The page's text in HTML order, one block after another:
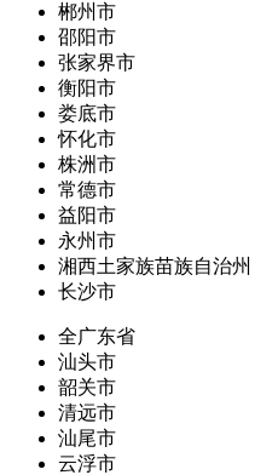
郴州市
邵阳市
张家界市
衡阳市
娄底市
怀化市
株洲市
常德市
益阳市
永州市
湘西土家族苗族自治州
长沙市
全广东省
汕头市
韶关市
清远市
汕尾市
云浮市